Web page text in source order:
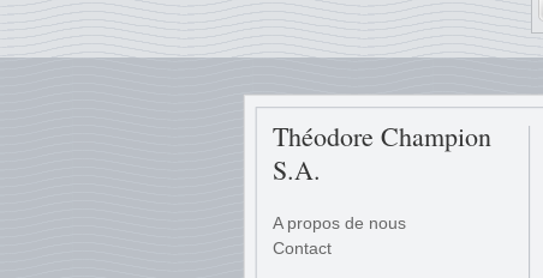
Théodore Champion
S.A.
A propos de nous
Contact